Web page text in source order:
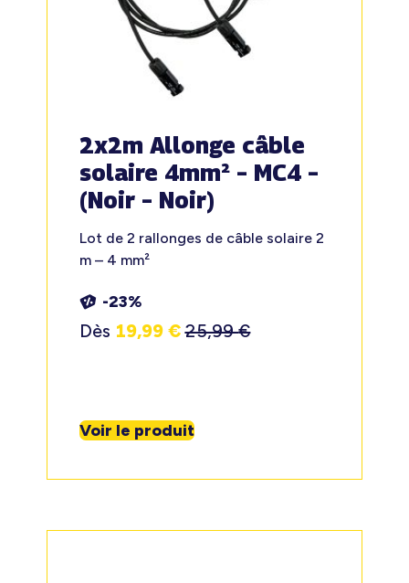
2x2m Allonge câble
solaire 4mm² – MC4 –
(Noir – Noir)
Lot de 2 rallonges de câble solaire 2
m – 4 mm²
-23%
Dès 19,99€25,99€
Voir le produit